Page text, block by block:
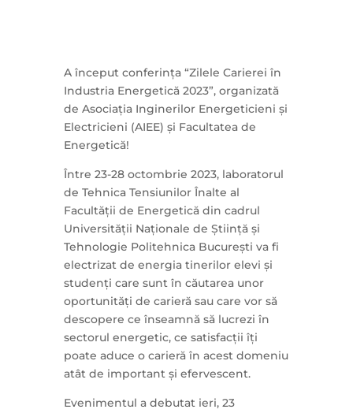
A început conferința “Zilele Carierei în
Industria Energetică 2023”, organizată
de Asociația Inginerilor Energeticieni și
Electricieni (AIEE) și Facultatea de
Energetică!
Între 23-28 octombrie 2023, laboratorul
de Tehnica Tensiunilor Înalte al
Facultății de Energetică din cadrul
Universității Naționale de Știință și
Tehnologie Politehnica București va fi
electrizat de energia tinerilor elevi și
studenți care sunt în căutarea unor
oportunități de carieră sau care vor să
descopere ce înseamnă să lucrezi în
sectorul energetic, ce satisfacții îți
poate aduce o carieră în acest domeniu
atât de important și efervescent.
Evenimentul a debutat ieri, 23